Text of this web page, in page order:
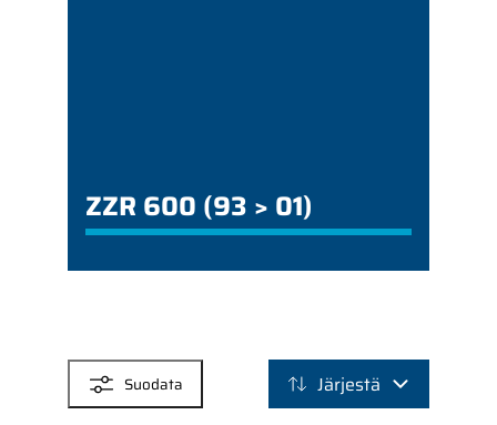
ZZR 600 (93 > 01)
Suodata Järjestä